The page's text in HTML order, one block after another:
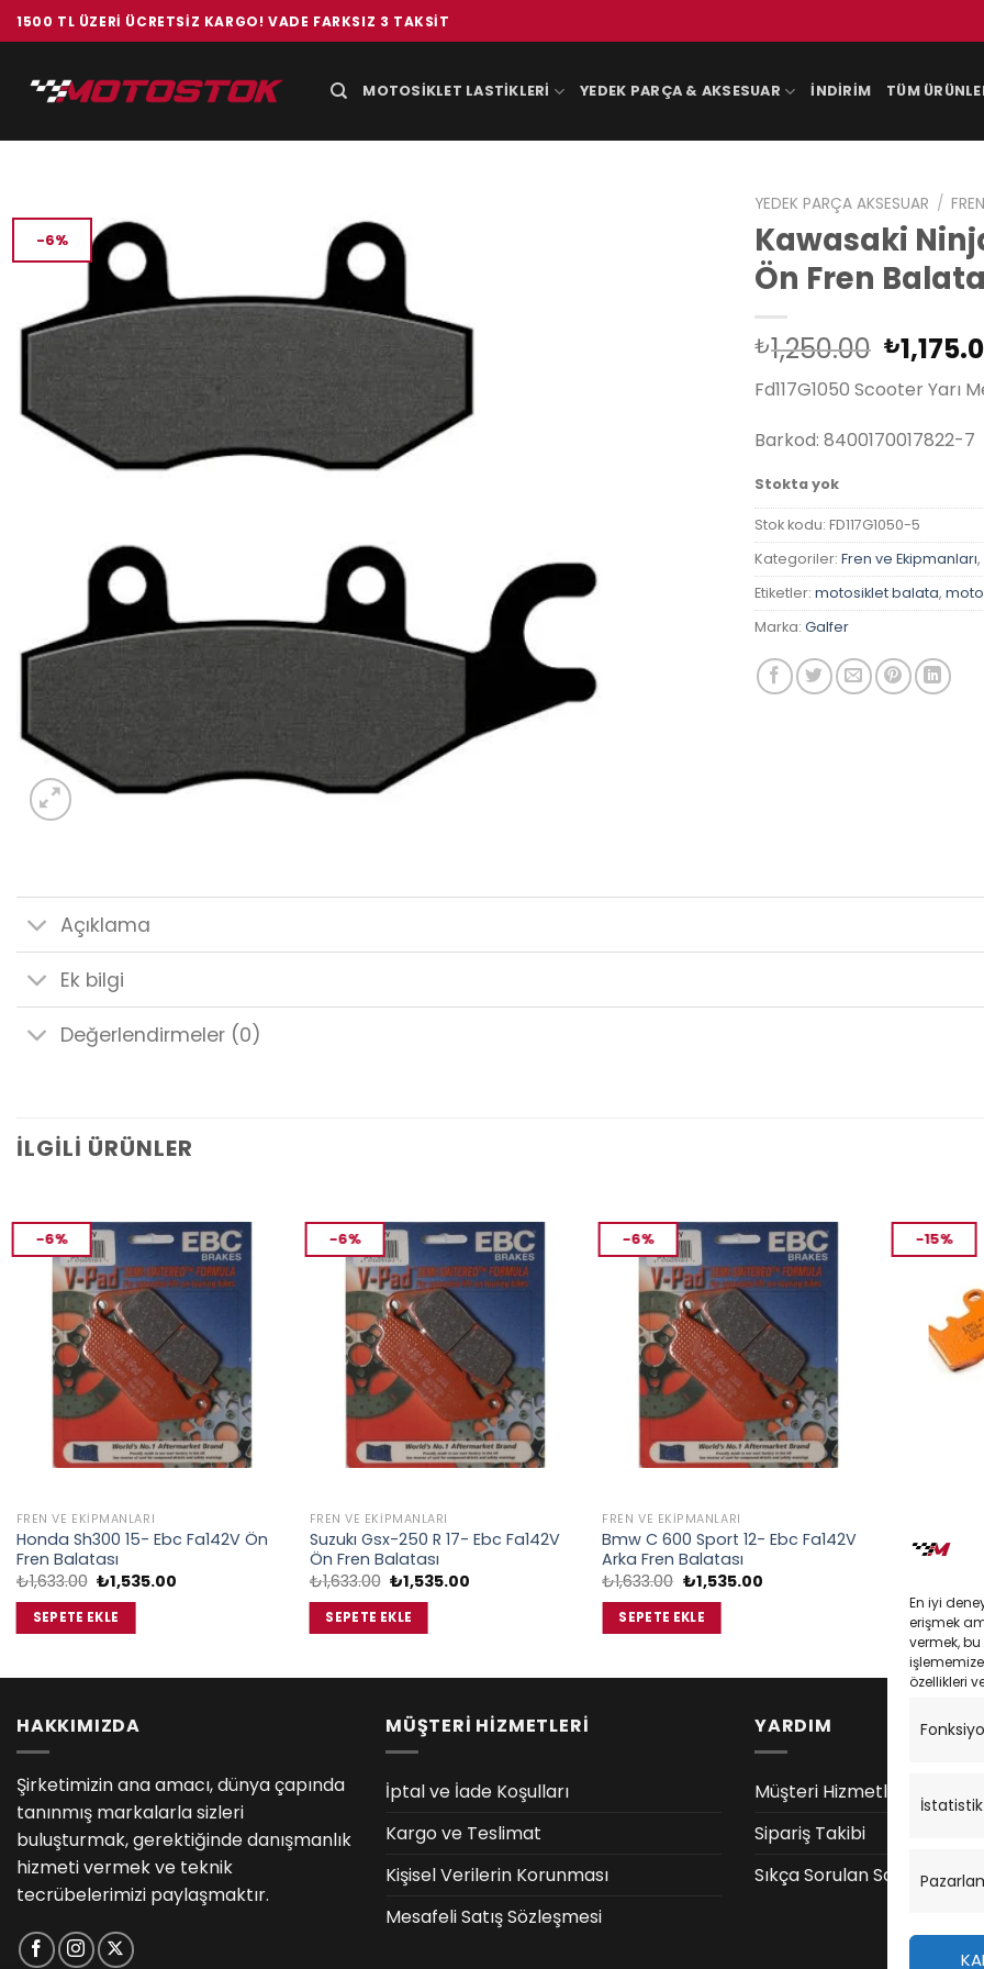
En iyi
erişmek
vermek,
özellikleri
İstatistik
İçeriğe
atla
1500 TL ÜZERI ÜCRETSIZ KARGO! VADE FARKSIZ 3 TAKSIT
MOTOSIKLET LASTIKLERI YEDEK PARÇA & AKSESUAR İNDIRIM TÜM
-6%
YEDEK PARÇA AKSESUAR /
Kawasaki
Ön Fren
₺1,250.00 Orijinal
fiyat:
₺
Fd117G1050 Scooter Yarı
Barkod: 8400170017822-7
Stokta yok
Stok kodu: FD117G1050-5
Kategoriler: Fren ve Ekipmanları,
Etiketler: motosiklet balata,
Marka: Galfer
Açıklama
Ek bilgi
Değerlendirmeler (0)
İLGILI ÜRÜNLER
-6%
FREN VE EKIPMANLARI
Honda Sh300 15- Ebc Fa142V Ön
Fren Balatası
₺1,633.00 Orijinal
fiyat:
₺1,633.00.
₺1,535.00
SEPETE EKLE
-6%
FREN VE EKIPMANLARI
Suzukı Gsx-250 R 17- Ebc Fa142V
Ön Fren Balatası
₺1,633.00 Orijinal
fiyat:
₺1,633.00.
₺1,535.00Şu
SEPETE EKLE
-6%
FREN VE EKIPMANLARI
Bmw C 600 Sport 12- Ebc Fa142V
Arka Fren Balatası
₺1,633.00 Orijinal
fiyat:
₺1,633.00.
₺1,535.00Şu
SEPETE EKLE
-15%
Ebc
Balatası
SEPETE
HAKKIMIZDA
Şirketimizin ana amacı, dünya çapında
tanınmış markalarla sizleri
buluşturmak, gerektiğinde danışmanlık
hizmeti vermek ve teknik
tecrübelerimizi paylaşmaktır.
MÜŞTERİ HİZMETLERİ
İptal ve İade Koşulları
Kargo ve Teslimat
Kişisel Verilerin Korunması
Mesafeli Satış Sözleşmesi
YARDIM
Müşteri Hizmetleri
Sipariş Takibi
Sıkça Sorulan Sorular